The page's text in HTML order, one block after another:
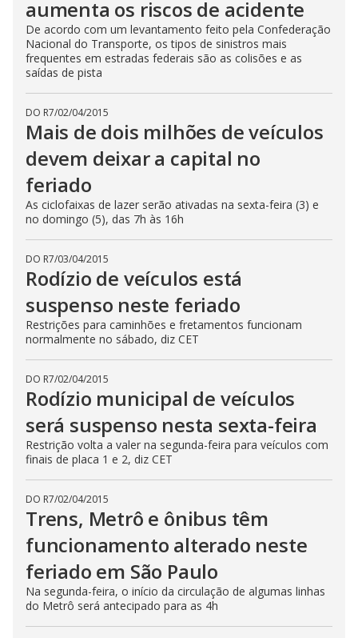
aumenta os riscos de acidente
De acordo com um levantamento feito pela Confederação
Nacional do Transporte, os tipos de sinistros mais
frequentes em estradas federais são as colisões e as
saídas de pista
DO R7/02/04/2015
Mais de dois milhões de veículos
devem deixar a capital no
feriado
As ciclofaixas de lazer serão ativadas na sexta-feira (3) e
no domingo (5), das 7h às 16h
DO R7/03/04/2015
Rodízio de veículos está
suspenso neste feriado
Restrições para caminhões e fretamentos funcionam
normalmente no sábado, diz CET
DO R7/02/04/2015
Rodízio municipal de veículos
será suspenso nesta sexta-feira
Restrição volta a valer na segunda-feira para veículos com
finais de placa 1 e 2, diz CET
DO R7/02/04/2015
Trens, Metrô e ônibus têm
funcionamento alterado neste
feriado em São Paulo
Na segunda-feira, o início da circulação de algumas linhas
do Metrô será antecipado para as 4h